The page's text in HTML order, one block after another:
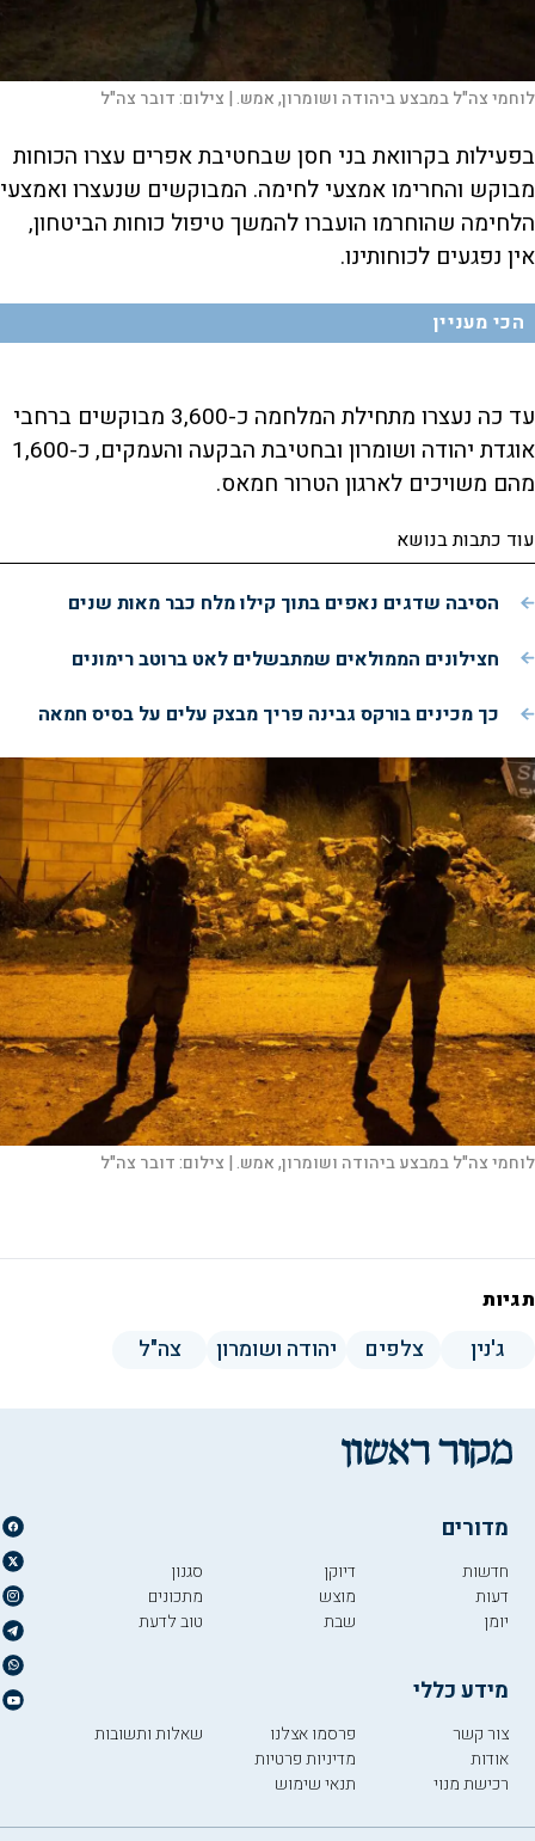
o
לוחמי צה"ל במבצע ביהודה ושומרון, אמש. | צילום:דובר צה"ל
בפעילות בקרוואת בני חסן שבחטיבת אפרים עצרו הכוחות
מבוקש והחרימו אמצעי לחימה. המבוקשים שנעצרו ואמצעי
הלחימה שהוחרמו הועברו להמשך טיפול כוחות הביטחון,
אין נפגעים לכוחותינו.
הכי מעניין
עד כה נעצרו מתחילת המלחמה כ-3,600 מבוקשים ברחבי
אוגדת יהודה ושומרון ובחטיבת הבקעה והעמקים, כ-1,600
מהם משויכים לארגון הטרור חמאס.
עוד כתבות בנושא
הסיבה שדגים נאפים בתוך קילו מלח כבר מאות שנים
חצילונים הממולאים שמתבשלים לאט ברוטב רימונים
כך מכינים בורקס גבינה פריך מבצק עלים על בסיס חמאה
לוחמי צה"ל במבצע ביהודה ושומרון, אמש. | צילום:דובר צה"ל
תגיות
ג'נין צלפים יהודה ושומרון צה"ל
מדורים
חדשות
דעות
יומן
דיוקן
מוצש
שבת
סגנון
מתכונים
טוב לדעת
מידע כללי
צור קשר
אודות
רכישת מנוי
פרסמו אצלנו
מדיניות פרטיות
תנאי שימוש
שאלות ותשובות